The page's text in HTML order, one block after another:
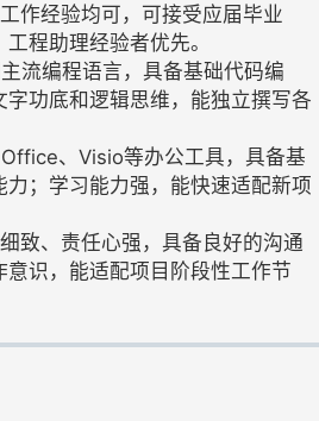
作经验均可，可接受应届毕业
程助理经验者优先。
流编程语言，具备基础代码编
功底和逻辑思维，能独立撰写各
、Visio等办公工具，具备基
；学习能力强，能快速适配新项
致、责任心强，具备良好的沟通
识，能适配项目阶段性工作节